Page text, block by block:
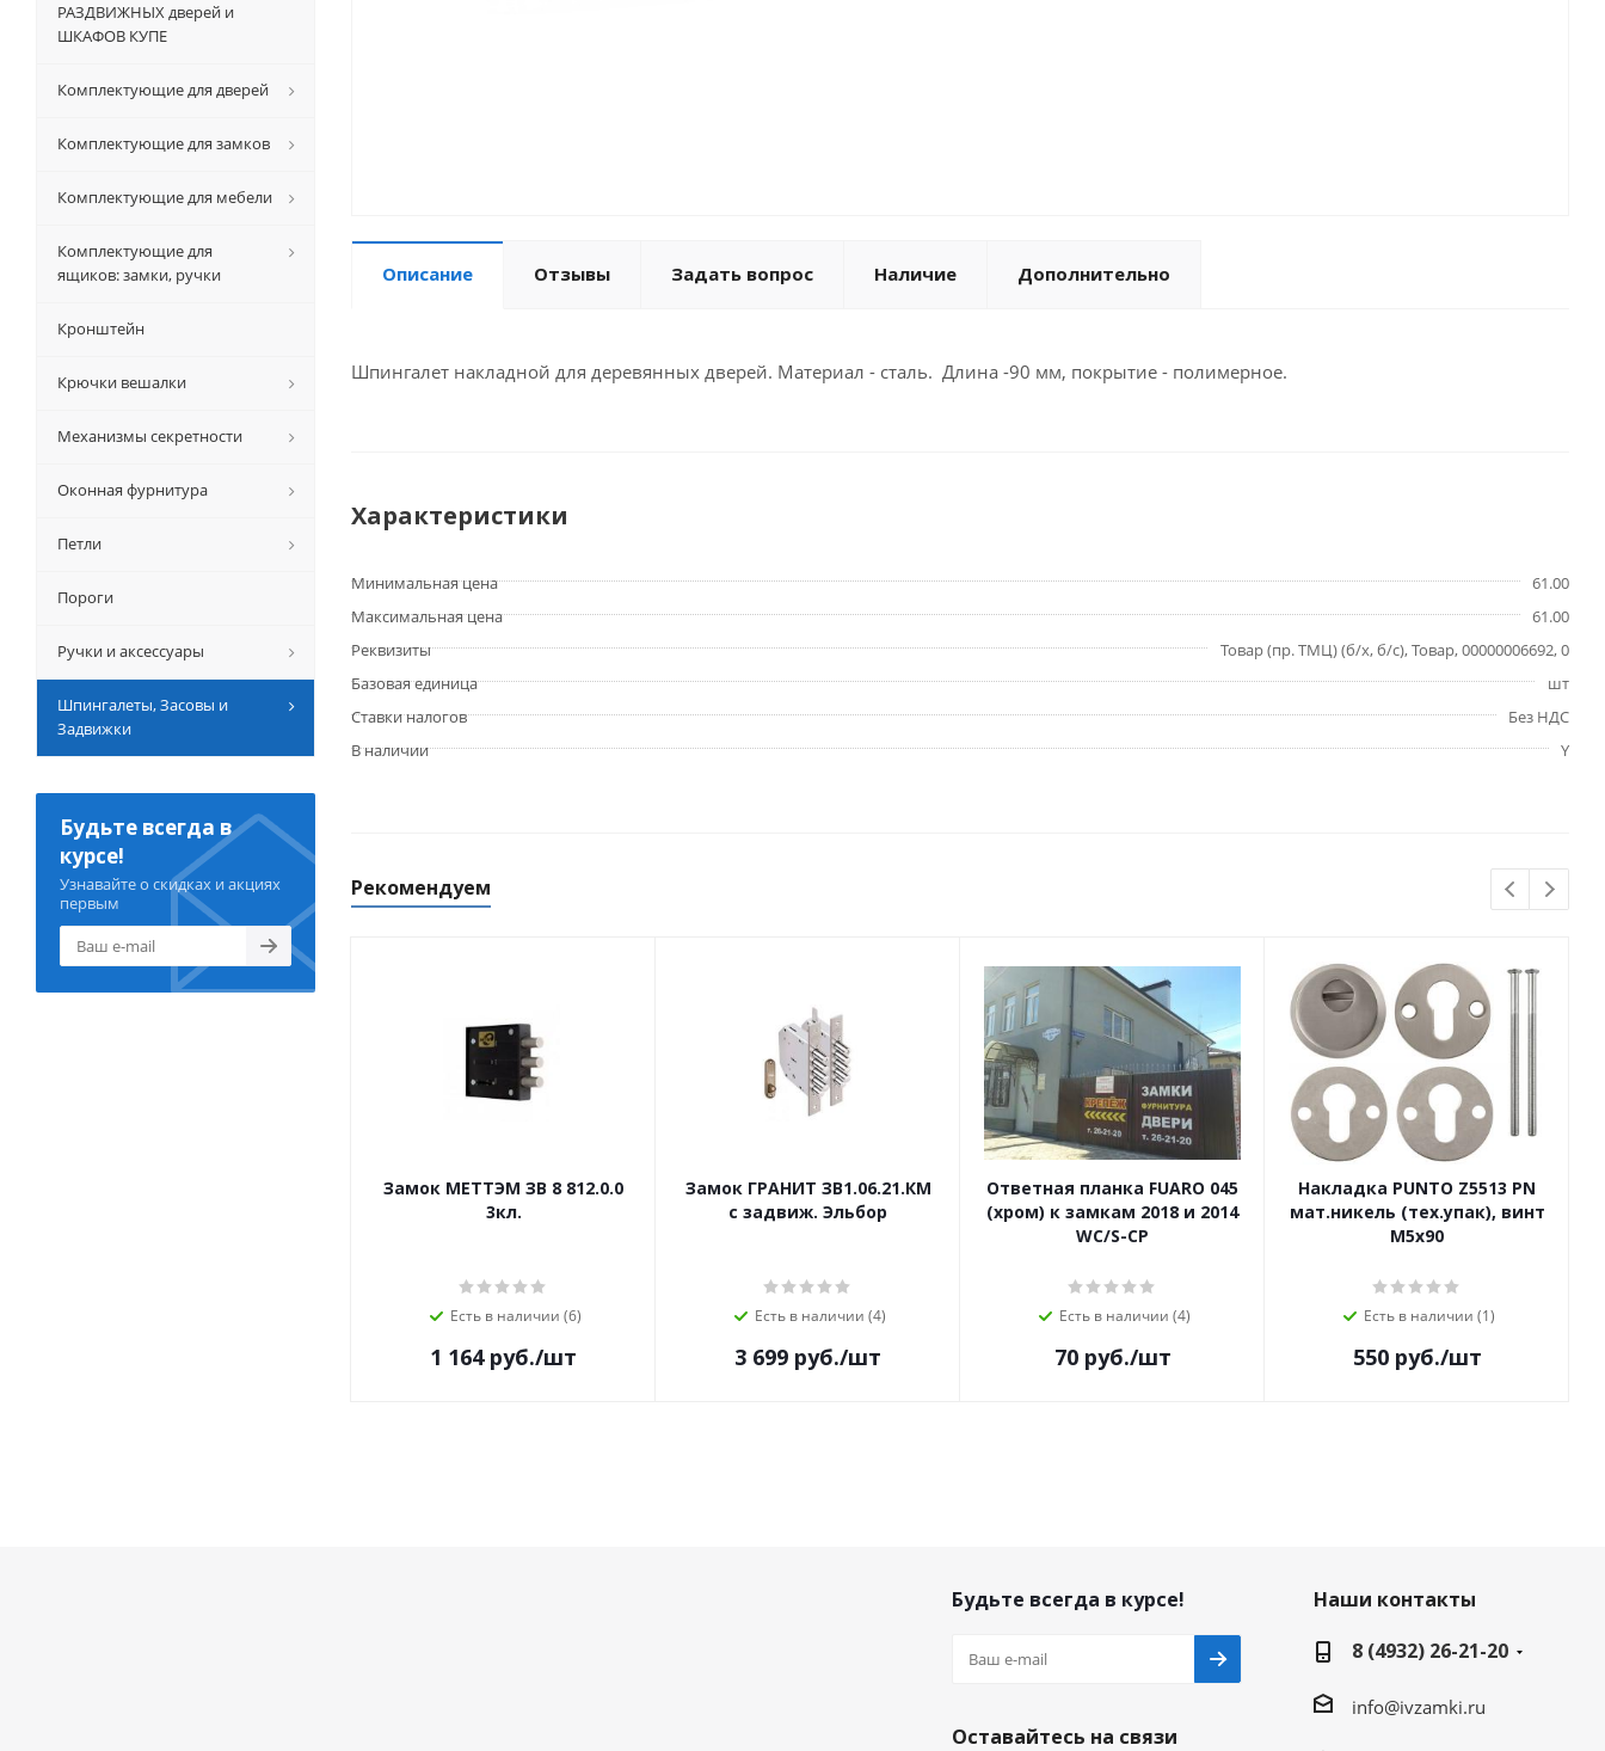
Описание Отзывы Задать вопрос Наличие Дополнительно
Шпингалет накладной для деревянных дверей. Материал - сталь. Длина -90 мм, покрытие - полимерное.
Характеристики
Минимальная цена
61.00
Максимальная цена
61.00
Реквизиты
Товар (пр. ТМЦ) (б/х, б/с), Товар, 00000006692, 0
Базовая единица
шт
Ставки налогов
Без НДС
В наличии
Y
Рекомендуем
Замок МЕТТЭМ ЗВ 8 812.0.0
3кл.
Есть в наличии (6)
1 164руб./шт
Замок ГРАНИТ ЗВ1.06.21.КМ
с задвиж. Эльбор
Есть в наличии (4)
3 699 руб./шт
Ответная планка FUARO 045
(хром) к замкам 2018 и 2014
WC/S-CP
Есть в наличии (4)
70руб./шт
Накладка PUNTO Z5513 PN
мат.никель (тех.упак), винт
М5х90
Есть в наличии (1)
550руб./шт
РАЗДВИЖНЫХ дверей и
ШКАФОВ КУПЕ
Комплектующие для дверей
Комплектующие для замков
Комплектующие для мебели
Комплектующие для
ящиков: замки, ручки
Кронштейн
Крючки вешалки
Механизмы секретности
Оконная фурнитура
Петли
Пороги
Ручки и аксессуары
Шпингалеты, Засовы и
Задвижки
Будьте всегда в
курсе!
Узнавайте о скидках и акциях
первым
Будьте всегда в курсе!
Оставайтесь на связи
Наши контакты
8 (4932) 26-21-20
info@ivzamki.ru